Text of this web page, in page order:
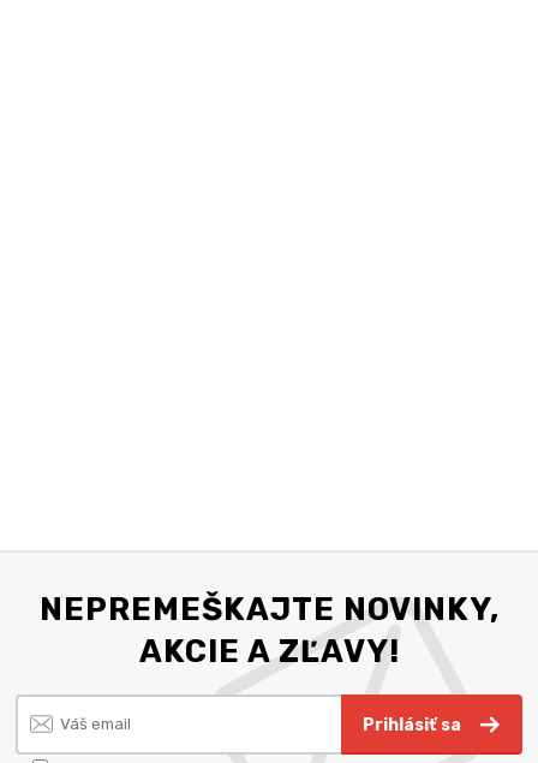
NEPREMEŠKAJTE NOVINKY,
AKCIE A ZĽAVY!
Prihlásiť sa